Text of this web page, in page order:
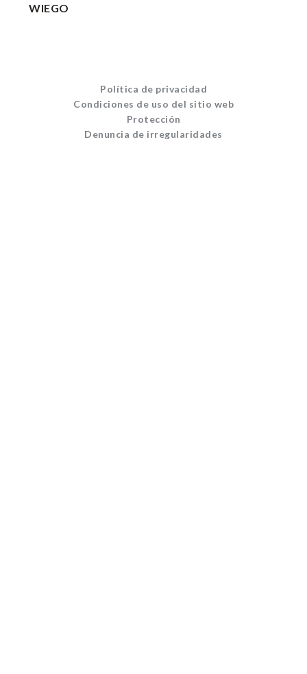
WIEGO
Política de privacidad
Condiciones de uso del sitio web
Protección
Denuncia de irregularidades